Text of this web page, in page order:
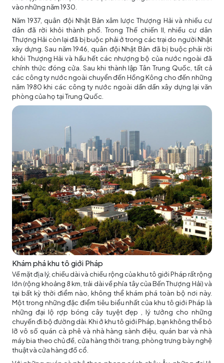
vào những năm 1930.
Năm 1937, quân đội Nhật Bản xâm lược Thượng Hải và nhiều cư
dân đã rời khỏi thành phố. Trong Thế chiến II, nhiều cư dân
Thượng Hải còn lại đã bị buộc phải ở trong các trại do người Nhật
xây dựng. Sau năm 1946, quân đội Nhật Bản đã bị buộc phải rời
khỏi Thượng Hải và hầu hết các nhượng bộ của nước ngoài đã
chính thức đóng cửa. Sau khi thành lập Tân Trung Quốc, tất cả
các công ty nước ngoài chuyển đến Hồng Kông cho đến những
năm 1980 khi các công ty nước ngoài dần dần xây dựng lại văn
phòng của họ tại Trung Quốc.
Khám phá khu tô giới Pháp
Về mặt địa lý, chiều dài và chiều rộng của khu tô giới Pháp rất rộng
lớn (rộng khoảng 8 km, trải dài về phía tây của Bến Thượng Hải) và
tại bất kỳ thời điểm nào, không thể khám phá toàn bộ nơi này.
Một trong những đặc điểm tiêu biểu nhất của khu tô giới Pháp là
những đại lộ rợp bóng cây tuyệt đẹp , lý tưởng cho những
chuyến đi bộ đường dài. Khi ở khu tô giới Pháp, bạn không thể bỏ
lỡ vô số quán cà phê và nhà hàng sành điệu, quán bar và nhà
máy bia theo chủ đề, cửa hàng thời trang, phòng trưng bày nghệ
thuật và cửa hàng đồ cổ.